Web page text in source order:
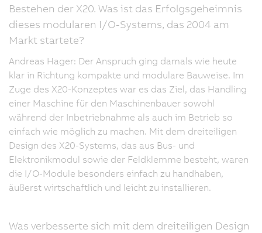
Bestehen der X20. Was ist das Erfolgsgeheimnis
dieses modularen I/O-Systems, das 2004 am
Markt startete?
Andreas Hager: Der Anspruch ging damals wie heute
klar in Richtung kompakte und modulare Bauweise. Im
Zuge des X20-Konzeptes war es das Ziel, das Handling
einer Maschine für den Maschinenbauer sowohl
während der Inbetriebnahme als auch im Betrieb so
einfach wie möglich zu machen. Mit dem dreiteiligen
Design des X20-Systems, das aus Bus- und
Elektronikmodul sowie der Feldklemme besteht, waren
die I/O-Module besonders einfach zu handhaben,
äußerst wirtschaftlich und leicht zu installieren.
Was verbesserte sich mit dem dreiteiligen Design